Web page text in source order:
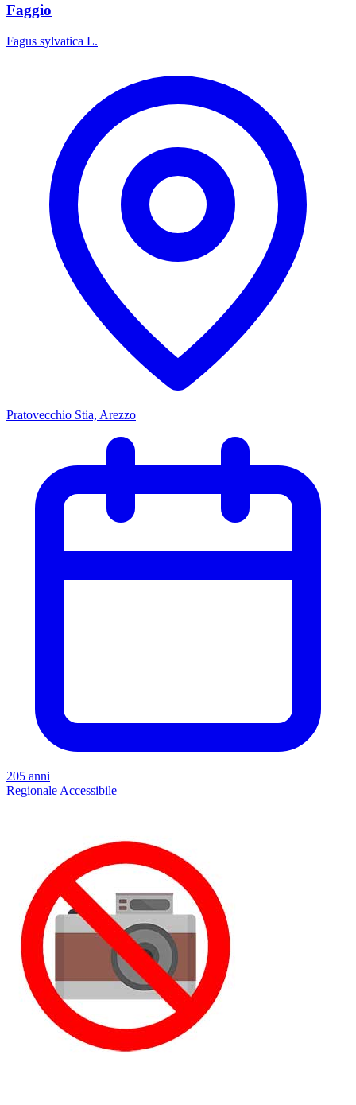
Faggio
Fagus sylvatica L.
Pratovecchio Stia, Arezzo
205 anni
Regionale Accessibile